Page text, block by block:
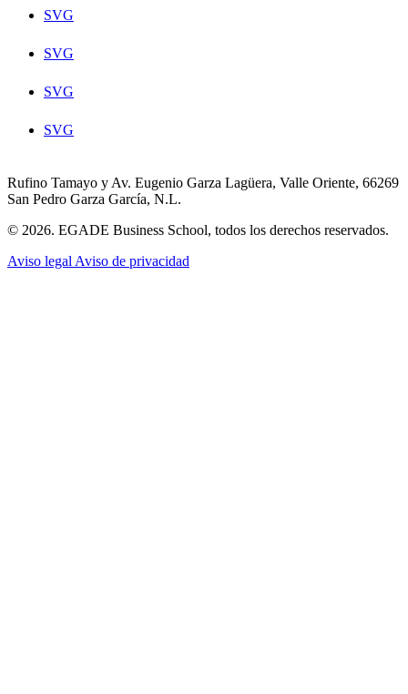
SVG
SVG
SVG
SVG
Rufino Tamayo y Av. Eugenio Garza Lagüera, Valle Oriente, 66269
San Pedro Garza García, N.L.
© 2026. EGADE Business School, todos los derechos reservados.
Aviso legal Aviso de privacidad